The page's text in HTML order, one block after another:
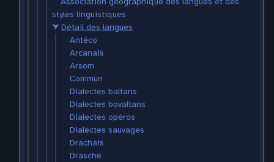
styles linguistiques
⮟ Détail des langues
Antéco
Arcanais
Arsom
Commun
Dialectes baltans
Dialectes bovaltans
Dialectes opéros
Dialectes sauvages
Drachais
Drasche